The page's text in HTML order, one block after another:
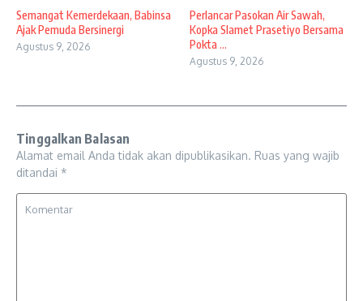
Semangat Kemerdekaan, Babinsa
Ajak Pemuda Bersinergi
Agustus 9, 2026
Perlancar Pasokan Air Sawah,
Kopka Slamet Prasetiyo Bersama
Pokta ...
Agustus 9, 2026
Tinggalkan Balasan
Alamat email Anda tidak akan dipublikasikan. Ruas yang wajib
ditandai *